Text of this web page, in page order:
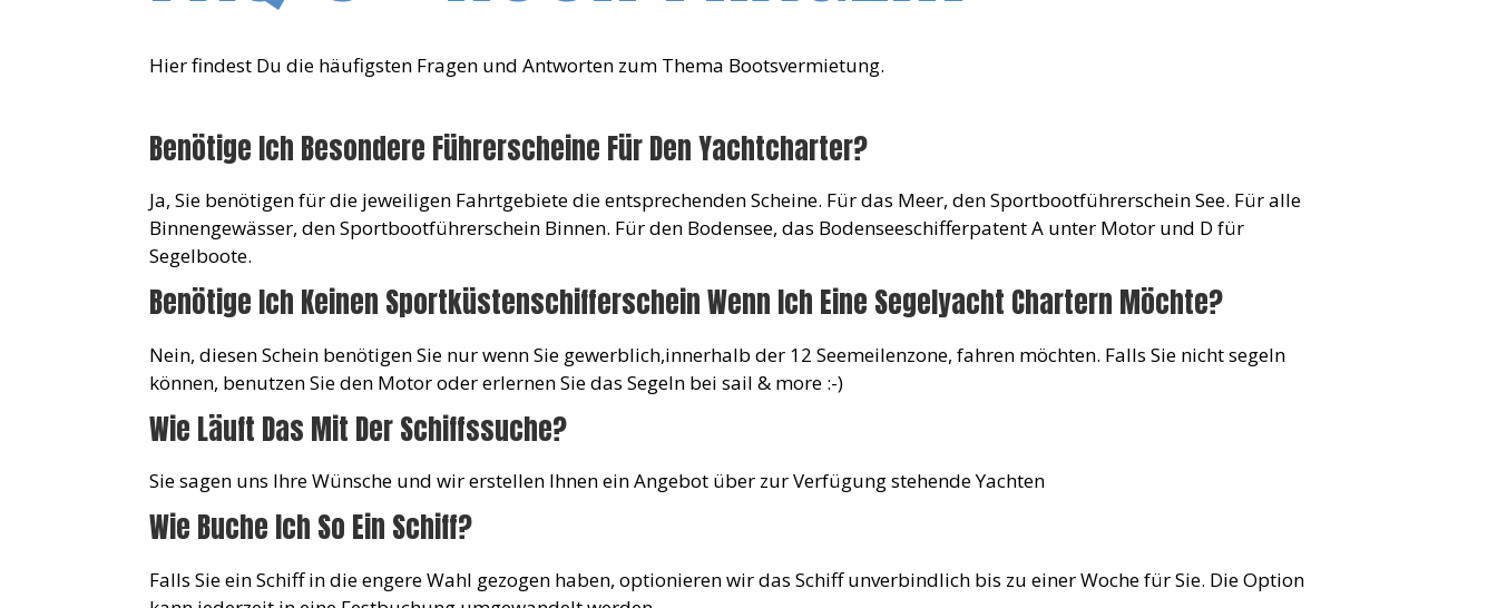
Hier findest Du die häufigsten Fragen und Antworten zum Thema Bootsvermietung.
Benötige Ich Besondere Führerscheine Für Den Yachtcharter?
Ja, Sie benötigen für die jeweiligen Fahrtgebiete die entsprechenden Scheine. Für das Meer, den Sportbootführerschein See. Für alle
Binnengewässer, den Sportbootführerschein Binnen. Für den Bodensee, das Bodenseeschifferpatent A unter Motor und D für
Segelboote.
Benötige Ich Keinen Sportküstenschifferschein Wenn Ich Eine Segelyacht Chartern Möchte?
Nein, diesen Schein benötigen Sie nur wenn Sie gewerblich,innerhalb der 12 Seemeilenzone, fahren möchten. Falls Sie nicht segeln
können, benutzen Sie den Motor oder erlernen Sie das Segeln bei sail & more :-)
Wie Läuft Das Mit Der Schiffssuche?
Sie sagen uns Ihre Wünsche und wir erstellen Ihnen ein Angebot über zur Verfügung stehende Yachten
Wie Buche Ich So Ein Schiff?
Falls Sie ein Schiff in die engere Wahl gezogen haben, optionieren wir das Schiff unverbindlich bis zu einer Woche für Sie. Die Option